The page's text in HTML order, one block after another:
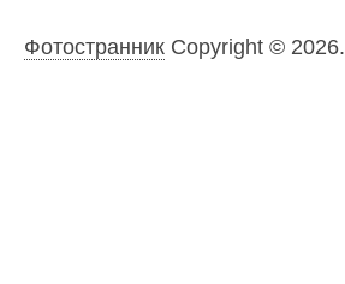
ФотостранникCopyright © 2026.